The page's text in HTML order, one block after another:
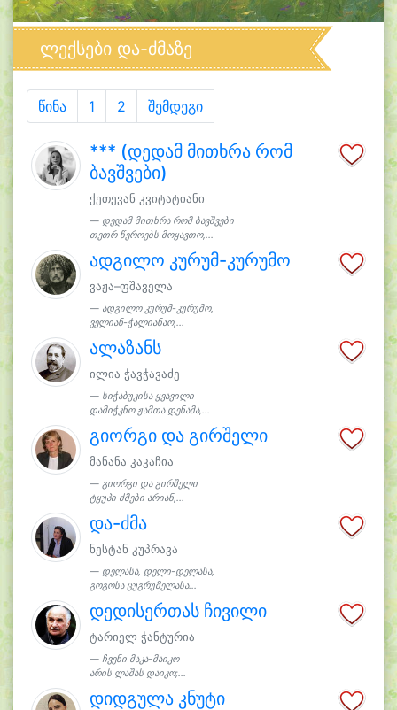
ლექსები და-ძმაზე
წინა 1 2 შემდეგი
*** (დედამ მითხრა რომ
ბავშვები)
ქეთევან კვიტატიანი
დედამ მითხრა რომ ბავშვები
თეთრ წეროებს მოყავთო,...
ადგილო კურუმ-კურუმო
ვაჟა–ფშაველა
ადგილო კურუმ-კურუმო,
ველიან-ჭალიანაო,...
ალაზანს
ილია ჭავჭავაძე
სიჭაბუკისა ყვავილი
დამიჭკნო ჟამთა დენამა,...
გიორგი და გირშელი
მანანა კაკაჩია
გიორგი და გირშელი
ტყუპი ძმები არიან,...
და-ძმა
ნესტან კუპრავა
დელასა, დელი-დელასა,
გოგოსა ცუგრუმელასა...
დედისერთას ჩივილი
ტარიელ ჭანტურია
ჩვენი მაკა-მაიკო
არის ლაშას დაიკო;...
დიდგულა კნუტი